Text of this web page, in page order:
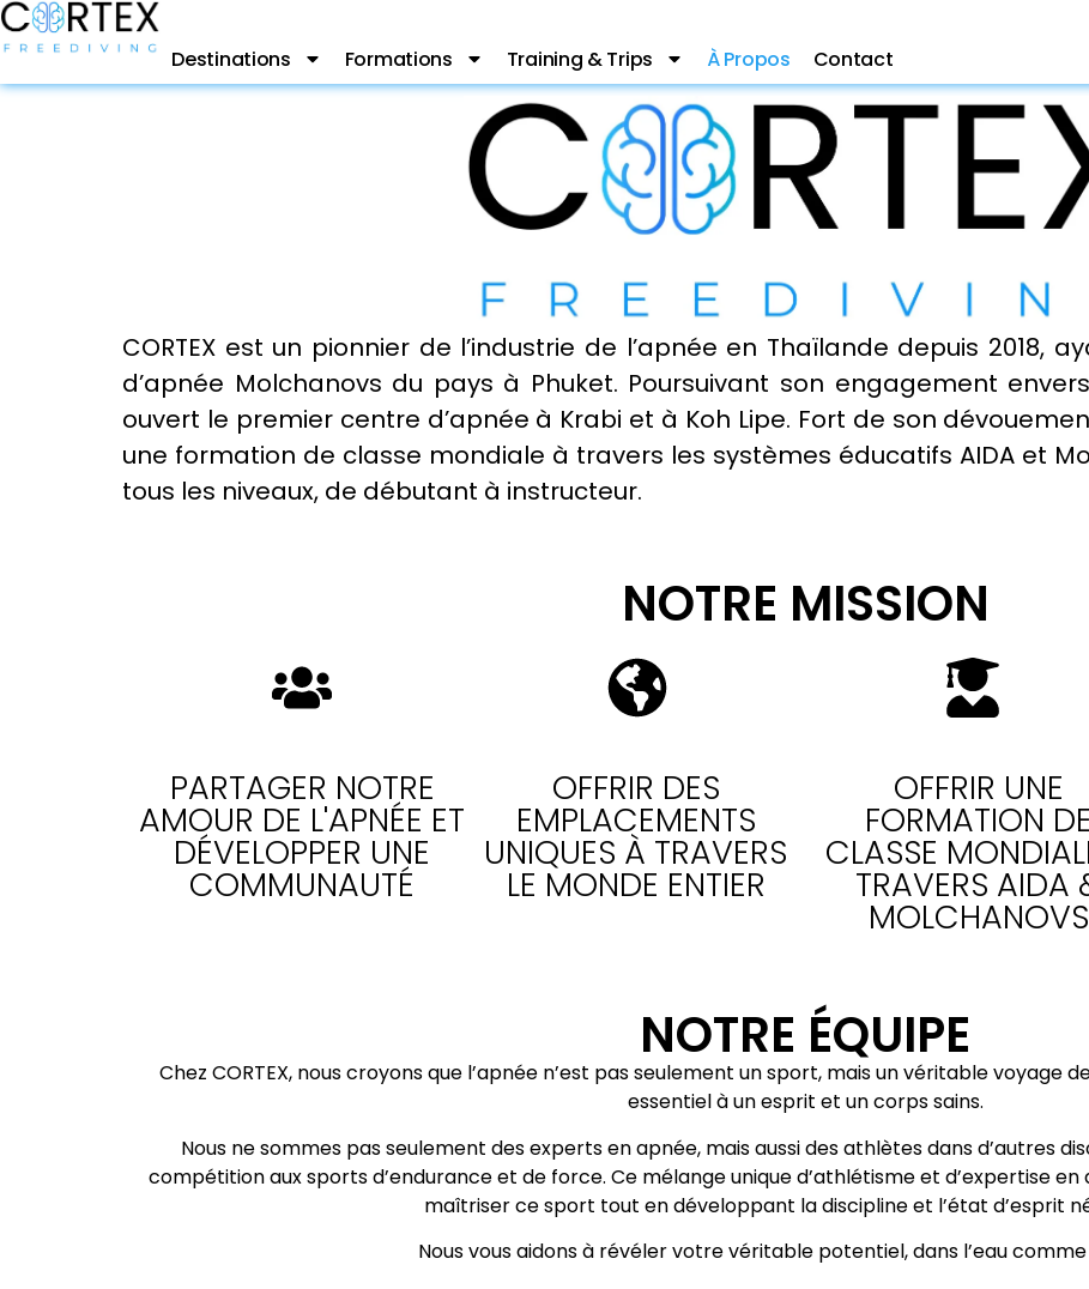
Destinations Formations Training & Trips À Propos Contact
CORTEX est un pionnier de l’industrie de l’apnée en Thaïlande depuis 2018,
d’apnée Molchanovs du pays à Phuket. Poursuivant son engagement
ouvert le premier centre d’apnée à Krabi et à Koh Lipe. Fort de son
une formation de classe mondiale à travers les systèmes éducatifs AIDA et
tous les niveaux, de débutant à instructeur.
NOTRE MISSION
PARTAGER NOTRE
AMOUR DE L'APNÉE ET
DÉVELOPPER UNE
COMMUNAUTÉ
OFFRIR DES
EMPLACEMENTS
UNIQUES À TRAVERS
LE MONDE ENTIER
OFFRIR UNE
FORMATION DE
CLASSE
TRAVERS AIDA
MOLCHANOVS
NOTRE ÉQUIPE
Chez CORTEX, nous croyons que l’apnée n’est pas seulement un sport, mais un véritable voyage
essentiel à un esprit et un corps sains.
Nous ne sommes pas seulement des experts en apnée, mais aussi des athlètes dans d’autres
compétition aux sports d’endurance et de force. Ce mélange unique d’athlétisme et d’expertise
maîtriser ce sport tout en développant la discipline et l’état d’esprit
Nous vous aidons à révéler votre véritable potentiel, dans l’eau comme